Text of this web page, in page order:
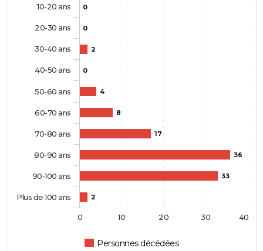
0
0
2
0
4
8
17
36
33
2
Personnes décédées
10-20 ans
20-30 ans
30-40 ans
40-50 ans
50-60 ans
60-70 ans
70-80 ans
80-90 ans
90-100 ans
Plus de 100 ans
0 10 20 30 40